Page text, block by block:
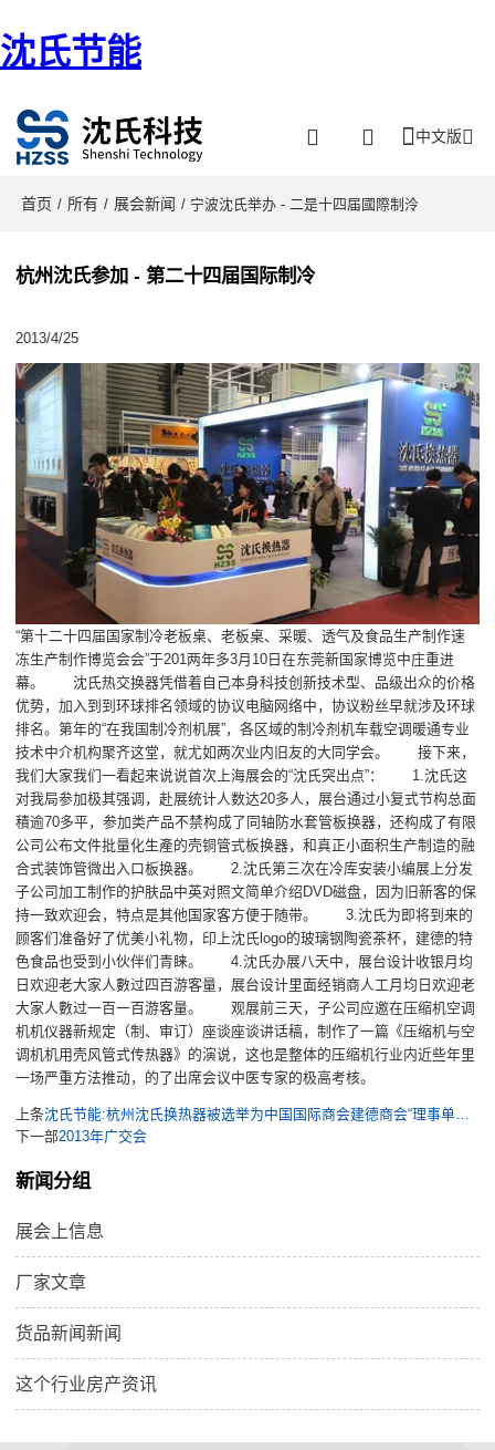
沈氏节能
中文版
首页 / 所有 / 展会新闻 / 宁波沈氏举办 - 二是十四届國際制泠
杭州沈氏参加 - 第二十四届国际制冷
2013/4/25
“第十二十四届国家制冷老板桌、老板桌、采暖、透气及食品生产制作速
冻生产制作博览会会”于201两年多3月10日在东莞新国家博览中庄重进
幕。 沈氏热交换器凭借着自己本身科技创新技术型、品级出众的价格
优势，加入到到环球排名领域的协议电脑网络中，协议粉丝早就涉及环球
排名。第年的“在我国制冷剂机展”，各区域的制冷剂机车载空调暖通专业
技术中介机构聚齐这堂，就尤如两次业内旧友的大同学会。 接下来，
我们大家我们一看起来说说首次上海展会的“沈氏突出点”： 1.沈氏这
对我局参加极其强调，赴展统计人数达20多人，展台通过小复式节构总面
積逾70多平，参加类产品不禁构成了同轴防水套管板换器，还构成了有限
公司公布文件批量化生產的壳铜管式板换器，和真正小面积生产制造的融
合式装饰管微出入口板换器。 2.沈氏第三次在冷库安装小编展上分发
子公司加工制作的护肤品中英对照文简单介绍DVD磁盘，因为旧新客的保
持一致欢迎会，特点是其他国家客方便于随带。 3.沈氏为即将到来的
顾客们准备好了优美小礼物，印上沈氏logo的玻璃钢陶瓷茶杯，建德的特
色食品也受到小伙伴们青睐。 4.沈氏办展八天中，展台设计收银月均
日欢迎老大家人數过四百游客量，展台设计里面经销商人工月均日欢迎老
大家人數过一百一百游客量。 观展前三天，子公司应邀在压缩机空调
机机仪器新规定（制、审订）座谈座谈讲话稿，制作了一篇《压缩机与空
调机机用壳风管式传热器》的演说，这也是整体的压缩机行业内近些年里
一场严重方法推动，的了出席会议中医专家的极高考核。
上条
下一部2013年广交会
新闻分组
展会上信息
厂家文章
货品新闻新闻
这个行业房产资讯